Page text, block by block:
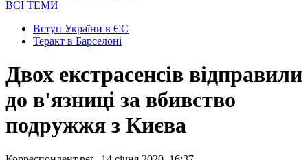
ВСІ ТЕМИ
Вступ України в ЄС
Теракт в Барселоні
Двох екстрасенсів відправили
до в'язниці за вбивство
подружжя з Києва